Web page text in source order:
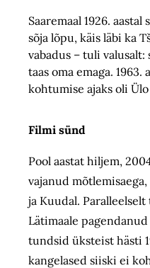
Saaremaal 1926.
sõja lõpu, käis läbi ka
vabadus – tuli
taas oma emaga.
kohtumise ajaks oli
Filmi sünd
Pool aastat hiljem,
vajanud
ja Kuudal.
Lätimaale
tundsid üksteist hästi
kangelased siiski ei